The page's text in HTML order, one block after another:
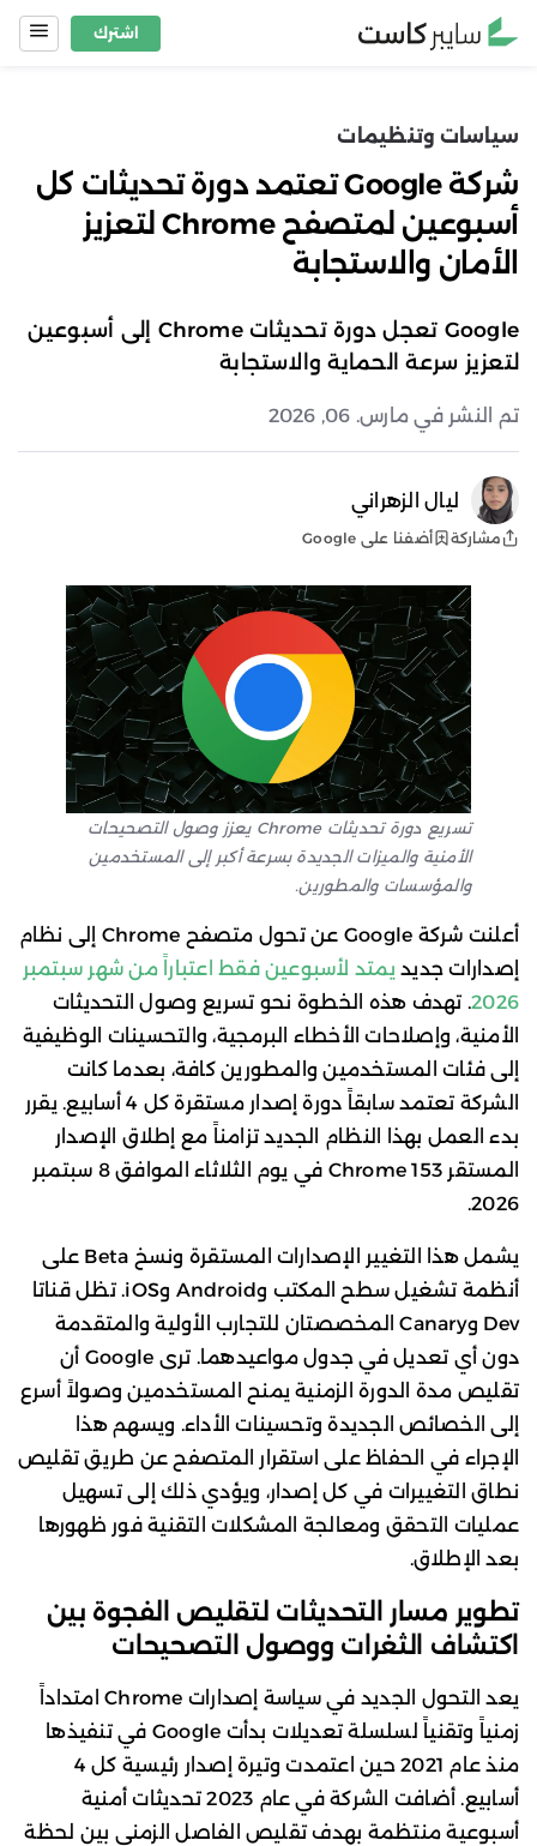
Skip
اشترك
سياسات وتنظيمات
شركة Google تعتمد دورة تحديثات كل
أسبوعين لمتصفح Chrome لتعزيز
الأمان والاستجابة
Google تعجل دورة تحديثات Chrome إلى أسبوعين
لتعزيز سرعة الحماية والاستجابة
تم النشر في مارس. 06, 2026
ليال الزهراني
مشاركة أضفنا على Google
تسريع دورة تحديثات Chrome يعزز وصول التصحيحات
الأمنية والميزات الجديدة بسرعة أكبر إلى المستخدمين
والمؤسسات والمطورين.
أعلنت شركة Google عن تحول متصفح Chrome إلى نظام
إصدارات جديد يمتد لأسبوعين فقط اعتباراً من شهر سبتمبر
2026. تهدف هذه الخطوة نحو تسريع وصول التحديثات
الأمنية، وإصلاحات الأخطاء البرمجية، والتحسينات الوظيفية
إلى فئات المستخدمين والمطورين كافة، بعدما كانت
الشركة تعتمد سابقاً دورة إصدار مستقرة كل 4 أسابيع. يقرر
بدء العمل بهذا النظام الجديد تزامناً مع إطلاق الإصدار
المستقر Chrome 153 في يوم الثلاثاء الموافق 8 سبتمبر
2026.
يشمل هذا التغيير الإصدارات المستقرة ونسخ Beta على
أنظمة تشغيل سطح المكتب وAndroid وiOS. تظل قناتا
Dev وCanary المخصصتان للتجارب الأولية والمتقدمة
دون أي تعديل في جدول مواعيدهما. ترى Google أن
تقليص مدة الدورة الزمنية يمنح المستخدمين وصولاً أسرع
إلى الخصائص الجديدة وتحسينات الأداء. ويسهم هذا
الإجراء في الحفاظ على استقرار المتصفح عن طريق تقليص
نطاق التغييرات في كل إصدار، ويؤدي ذلك إلى تسهيل
عمليات التحقق ومعالجة المشكلات التقنية فور ظهورها
بعد الإطلاق.
تطوير مسار التحديثات لتقليص الفجوة بين
اكتشاف الثغرات ووصول التصحيحات
يعد التحول الجديد في سياسة إصدارات Chrome امتداداً
زمنياً وتقنياً لسلسلة تعديلات بدأت Google في تنفيذها
منذ عام 2021 حين اعتمدت وتيرة إصدار رئيسية كل 4
أسابيع. أضافت الشركة في عام 2023 تحديثات أمنية
أسبوعية منتظمة بهدف تقليص الفاصل الزمني بين لحظة